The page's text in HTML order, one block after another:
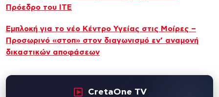
Πρόεδρο του ΙΤΕ
Εμπλοκή για το νέο Κέντρο Υγείας στις Μοίρες –
Προσωρινό «στοπ» στον διαγωνισμό εν’ αναμονή
δικαστικών αποφάσεων
CretaOne TV